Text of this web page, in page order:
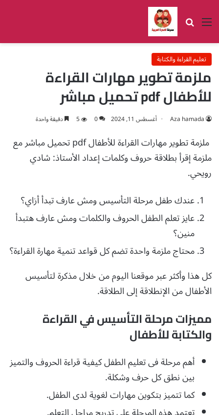
القائمة بحث عن
تعليم القراءة والكتابة
ملزمة تطوير مهارات القراءة
للأطفال pdf تحميل مباشر
Aza hamada أغسطس 11, 2024 0
5 دقيقة واحدة
ملزمة تطوير مهارات القراءة للأطفال pdf تحميل مباشر مع
ملزمة إقرأ بطلاقة حروف وكلمات إعداد الأستاذ: شادي
رويحي.
عندك طفل مرحلة التأسيس ومش عارف تبدأ أزاي؟
عايز تعلم الطفل الحروف والكلمات ومش عارف هتبدأ
منين؟
محتاج ملزمة واحدة تضم كل قواعد تنمية مهارة القراءة؟
كل هذا وأكثر عبر موقعنا اليوم من خلال مذكرة لتأسيس
الأطفال من الإنطلاقة إلى الطلاقة.
مميزات مرحلة التأسيس في القراءة
والكتابة للأطفال
أهم مرحلة فى تعليم الطفل كيفية قراءة الحروف والتميز
بين نطق كل حرف وشكلة.
كما تتميز بتكوين مهارات لغوية لدى الطفل.